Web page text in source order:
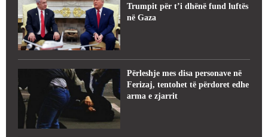
Trumpit për t’i dhënë fund luftës
në Gaza
Përleshje mes disa personave në
Ferizaj, tentohet të përdoret edhe
arma e zjarrit